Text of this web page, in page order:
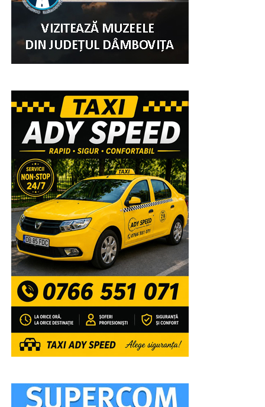
Și, ca o încununare a evenimentulului „Ziua Comunei
Șotânga”, a fost spectacolul muzical artistic. Pe scena
amplasată în parc, au evoluat pe parcursul întregii după
amiezi și până târziu în noapte, copiii, artiști în devenire,
și soliști celebri, invitați special pentru a încânta miiile de
oameni veniți nu numai din Șotânga, ci din toate
localitățile învecinate, pentru a se bucura de muzica
populara interpretată de artiștii Ansamblului Folcloric
„Chindia”, dirijat de Ionuț Dumitrescu. Apoi, rând pe rând,
au fost aplaudați la scenă deschisă și au încins atmosfera
Cristina Turcu Preda, Simona Dinescu, Raoul, Lino
Golden și, înainte de superbul foc de artificii care a
luminat feeric cerul, Jean de la Craiova.
RECLAMA
VIDEO